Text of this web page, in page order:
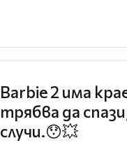
Barbie 2 има
трябва да
случи.😯💥